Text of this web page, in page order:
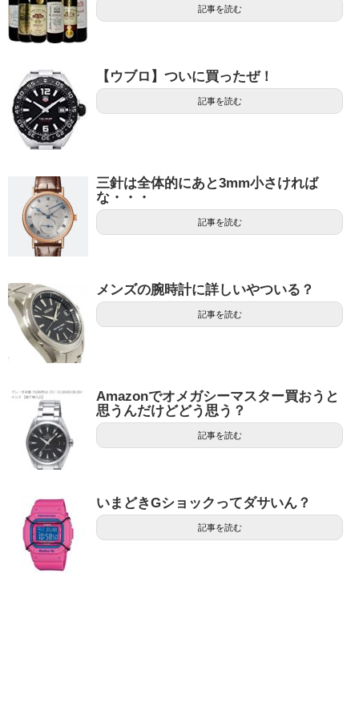
記事を読む
【ウブロ】ついに買ったぜ！
記事を読む
三針は全体的にあと3mm小さければ
な・・・
記事を読む
メンズの腕時計に詳しいやついる？
記事を読む
Amazonでオメガシーマスター買おうと
思うんだけどどう思う？
記事を読む
いまどきGショックってダサいん？
記事を読む